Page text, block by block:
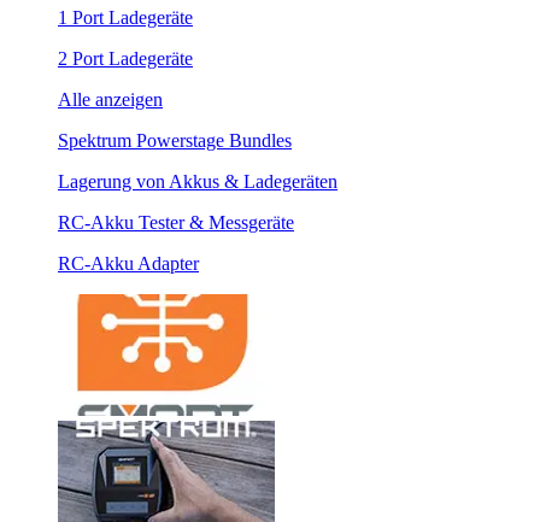
1 Port Ladegeräte
2 Port Ladegeräte
Alle anzeigen
Spektrum Powerstage Bundles
Lagerung von Akkus & Ladegeräten
RC-Akku Tester & Messgeräte
RC-Akku Adapter